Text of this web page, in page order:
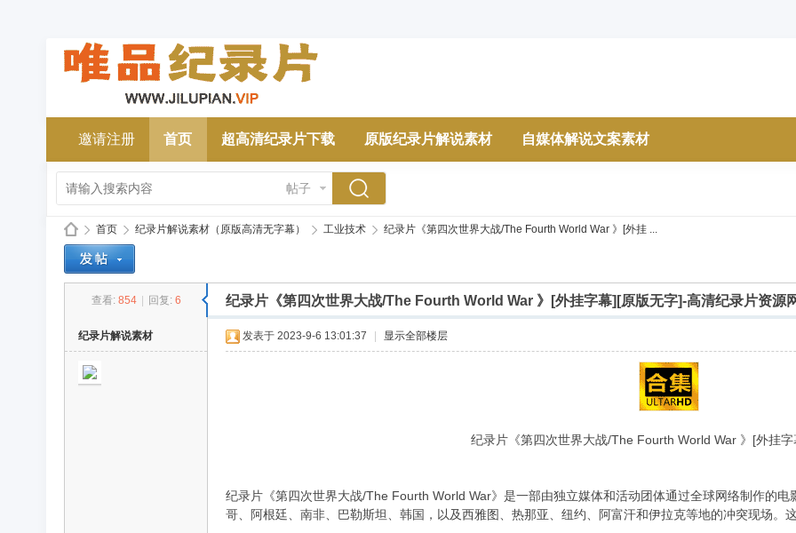
邀请注册 首页 超高清纪录片下载 原版纪录片解说素材 自媒体解说文案素材
帖子
首页
›
纪录片解说素材（原版高清无字幕）
›
工业技术
›
纪录片《第四次世界大战/The Fourth World War 》[外挂 ...
查看: 854 回复: 6 纪录片《第四次世界大战/The Fourth World War 》[外挂字幕][原版无字]-高清纪录片资源
纪录片解说素材 发表于 2023-9-6 13:01:37 显示全部楼层
纪录片《第四次世界大战/The Fourth World War 》[外挂
纪录片《第四次世界大战/The Fourth World War》是一部由独立媒体和活动团体通过全球网络制作的
哥、阿根廷、南非、巴勒斯坦、韩国，以及西雅图、热那亚、纽约、阿富汗和伊拉克等地的冲突现场。